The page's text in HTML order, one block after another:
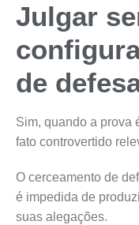
Julgar
de
Sim, quando a prova
fato controvertido
O cerceamento de
é impedida de
suas alegações.